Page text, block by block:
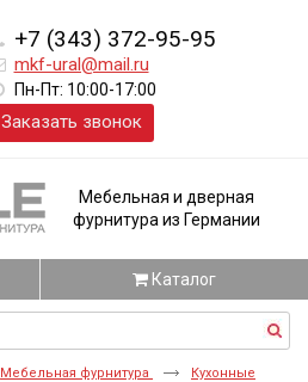
+7 (343) 372-95-95
mkf-ural@mail.ru
Пн-Пт: 10:00-17:00
Заказать звонок
Мебельная и дверная
фурнитура из Германии
Каталог
Мебельная фурнитура
Кухонные